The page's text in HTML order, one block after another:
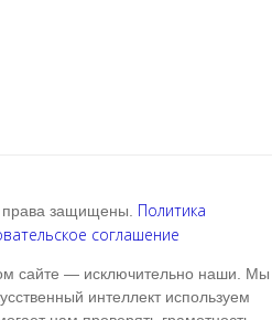
защищены. Политика
соглашение
сайте — исключительно наши. Мы
интеллект используем